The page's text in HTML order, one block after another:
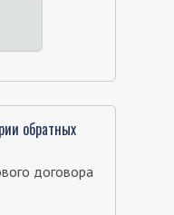
обратных
договора